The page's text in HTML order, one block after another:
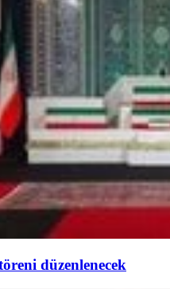
düzenlenecek